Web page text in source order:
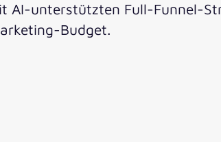
AI-unterstützten Full-Funnel-
Budget.